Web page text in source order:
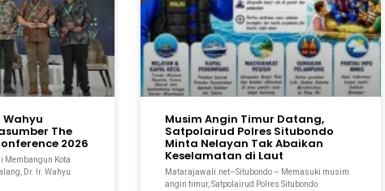
The
2026
Membangun Kota
Dr. Ir. Wahyu
Musim Angin Timur Datang,
Satpolairud Polres Situbondo
Minta Nelayan Tak Abaikan
Keselamatan di Laut
Matarajawali.net–Situbondo – Memasuki musim
angin timur, Satpolairud Polres Situbondo